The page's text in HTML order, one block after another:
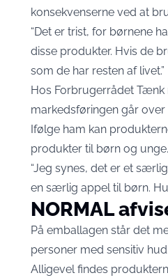
konsekvenserne ved at
“Det er trist, for børnene
disse produkter. Hvis de
som de har resten af livet.”
Hos Forbrugerrådet Tænk
markedsføringen går
Ifølge ham kan
produkter til børn og unge.
“Jeg synes, det er et
en særlig appel til børn.
NORMAL
På emballagen står det
personer med sensitiv hud.
Alligevel findes